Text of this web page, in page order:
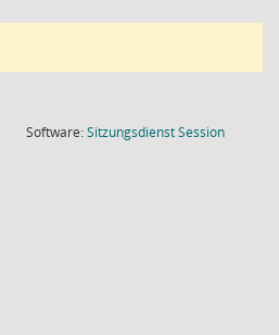
Software:SitzungsdienstSession(Wird in